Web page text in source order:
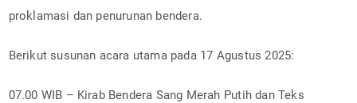
proklamasi dan penurunan bendera.
Berikut susunan acara utama pada 17 Agustus 2025:
07.00 WIB – Kirab Bendera Sang Merah Putih dan Teks